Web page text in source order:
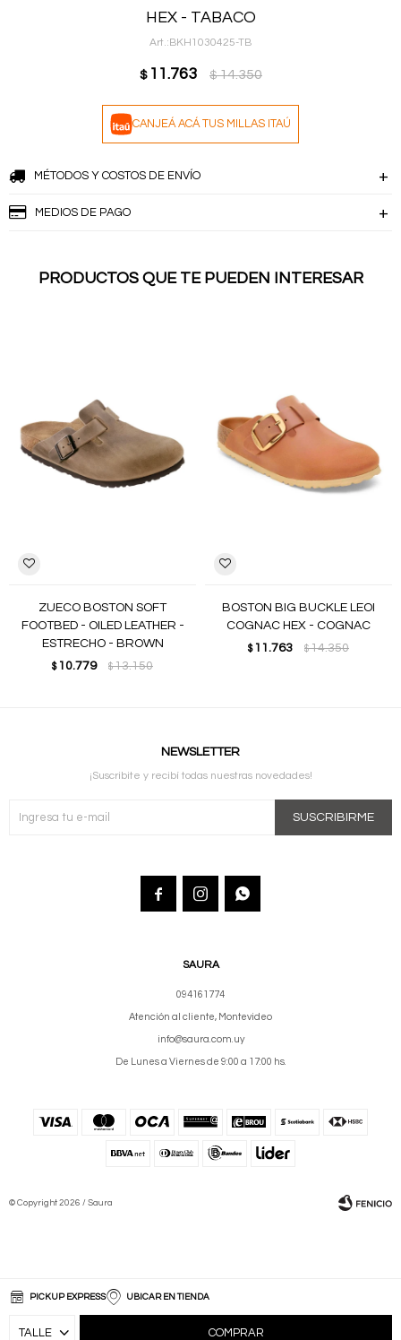
HEX - TABACO
BKH1030425-TB
$ 11.763 $ 14.350
PICKUP EXPRESS UBICAR EN TIENDA
COMPRAR
CANJEÁ ACÁ TUS MILLAS ITAÚ
MÉTODOS Y COSTOS DE ENVÍO
MEDIOS DE PAGO
PRODUCTOS QUE TE PUEDEN INTERESAR
ZUECO BOSTON SOFT
FOOTBED - OILED LEATHER -
ESTRECHO - BROWN
$ 10.779 $13.150
BOSTON BIG BUCKLE LEOI
COGNAC HEX - COGNAC
$ 11.763 $14.350
SAURA
094161774
Atención al cliente, Montevideo
info@saura.com.uy
De Lunes a Viernes de 9:00 a 17:00 hs.
NEWSLETTER
¡Suscribite y recibí todas nuestras novedades!
SUSCRIBIRME
  
© Copyright 2026 / Saura